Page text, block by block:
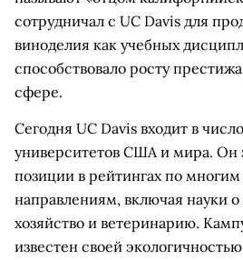
сотрудничал с UC Davis для
виноделия как учебных
способствовало росту
сфере.
Сегодня UC Davis входит в
университетов США и мира. Он
позиции в рейтингах по
направлениям, включая науки
хозяйство и ветеринарию.
известен своей